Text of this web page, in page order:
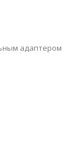
адаптером